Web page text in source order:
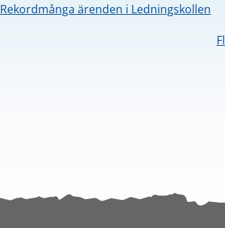
Rekordmånga ärenden i Ledningskollen